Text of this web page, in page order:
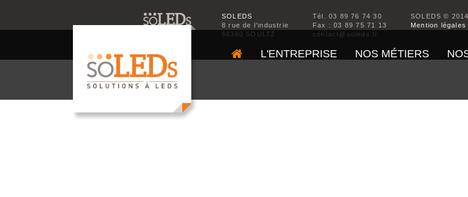
L'ENTREPRISE NOS MÉTIERS
SOLEDS
8 rue de l’industrie
68360 SOULTZ
Tél. 03 89 76 74 30
Fax : 03 89 75 71 13
contact@soleds.fr
SOLEDS ©
Mention légales